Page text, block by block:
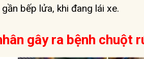
bếp lửa, khi đang lái xe.
gây ra bệnh chuột